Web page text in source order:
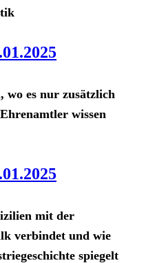
wo es nur zusätzlich
wissen
mit der
verbindet und wie
spiegelt